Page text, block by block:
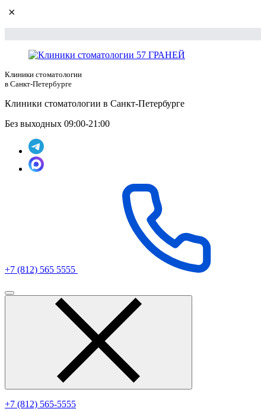
×
Клиники стоматологии
в Санкт-Петербурге
Клиники стоматологии в Санкт-Петербурге
Без выходных 09:00-21:00
+7 (812) 565 5555
+7 (812) 565-5555